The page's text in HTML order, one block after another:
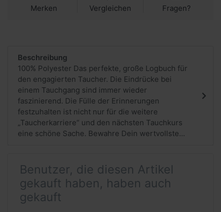
Merken Vergleichen Fragen?
Beschreibung
100% Polyester Das perfekte, große Logbuch für
den engagierten Taucher. Die Eindrücke bei
einem Tauchgang sind immer wieder
faszinierend. Die Fülle der Erinnerungen
festzuhalten ist nicht nur für die weitere
„Taucherkarriere“ und den nächsten Tauchkurs
eine schöne Sache. Bewahre Dein wertvollste...
Benutzer, die diesen Artikel
gekauft haben, haben auch
gekauft